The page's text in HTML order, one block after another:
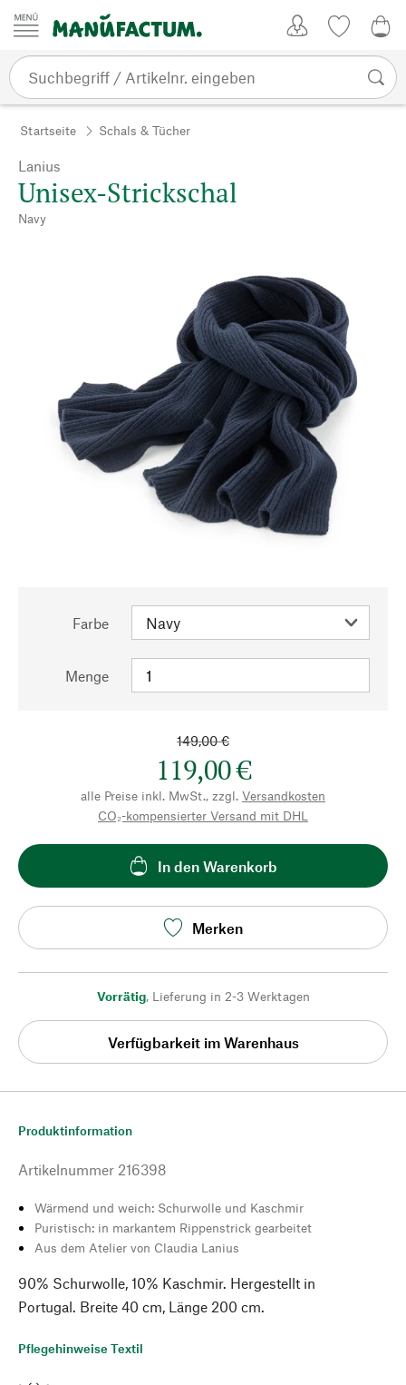
Zum Inhalt springen
Startseite Schals & Tücher
Lanius
Unisex-Strickschal
Navy
Farbe
Menge
149,00 €
119,00 €
alle Preise inkl. MwSt., zzgl. Versandkosten
CO₂-kompensierter Versand mit DHL
In den Warenkorb
Merken
Vorrätig, Lieferung in 2-3 Werktagen
Verfügbarkeit im Warenhaus
Produktinformation
Artikelnummer 216398
Wärmend und weich: Schurwolle und Kaschmir
Puristisch: in markantem Rippenstrick gearbeitet
Aus dem Atelier von Claudia Lanius
90% Schurwolle, 10% Kaschmir. Hergestellt in
Portugal. Breite 40 cm, Länge 200 cm.
Pflegehinweise Textil